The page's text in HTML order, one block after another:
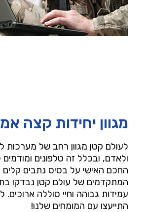
מגוון יחידות קצה
לעולם קטן מגוון רחב של מערכות
ולאדם, ובכלל זה טלפונים ומודמים
החכם האישי על בסיס נתבים קלים
המתקדמים של עולם קטן נבדקו
עמידות גבוהה וחיי סוללה
התייעצו עם המומחים שלנו!